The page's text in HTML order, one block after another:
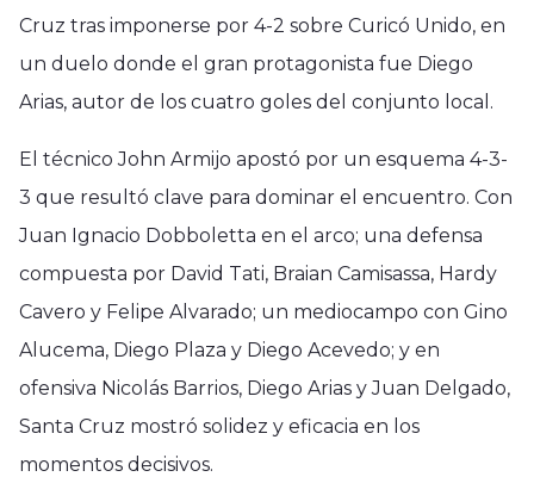
Cruz tras imponerse por 4-2 sobre Curicó Unido, en
un duelo donde el gran protagonista fue Diego
Arias, autor de los cuatro goles del conjunto local.
El técnico John Armijo apostó por un esquema 4-3-
3 que resultó clave para dominar el encuentro. Con
Juan Ignacio Dobboletta en el arco; una defensa
compuesta por David Tati, Braian Camisassa, Hardy
Cavero y Felipe Alvarado; un mediocampo con Gino
Alucema, Diego Plaza y Diego Acevedo; y en
ofensiva Nicolás Barrios, Diego Arias y Juan Delgado,
Santa Cruz mostró solidez y eficacia en los
momentos decisivos.